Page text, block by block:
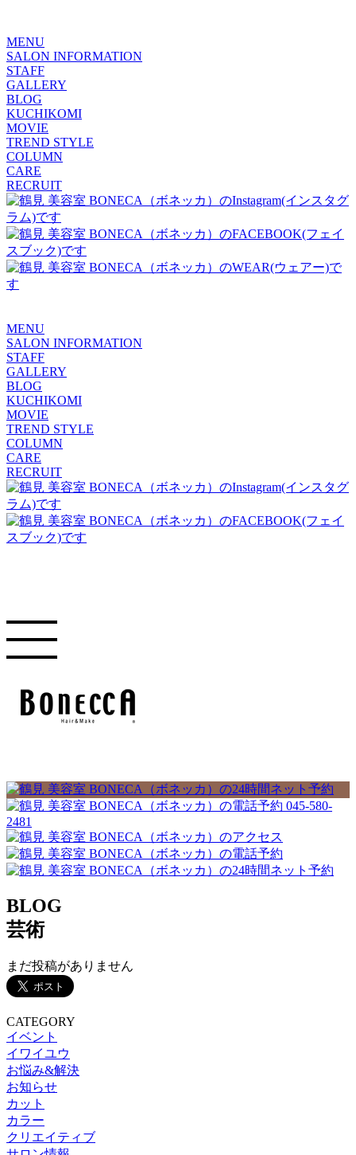
MENU
SALON INFORMATION
STAFF
GALLERY
BLOG
KUCHIKOMI
MOVIE
TREND STYLE
COLUMN
CARE
RECRUIT
MENU
SALON INFORMATION
STAFF
GALLERY
BLOG
KUCHIKOMI
MOVIE
TREND STYLE
COLUMN
CARE
RECRUIT
045-580-
2481
BLOG
芸術
まだ投稿がありません
CATEGORY
イベント
イワイユウ
お悩み&解決
お知らせ
カット
カラー
クリエイティブ